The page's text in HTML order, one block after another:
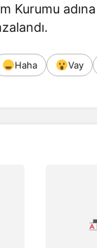
Kurumu
Haha Vay